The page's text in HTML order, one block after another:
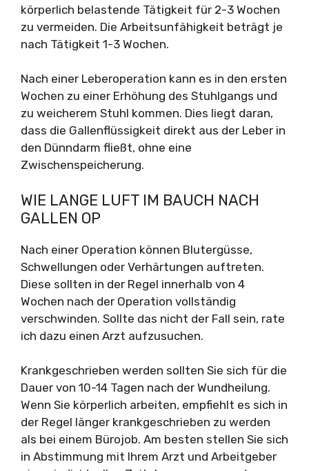
körperlich belastende Tätigkeit für 2-3 Wochen
zu vermeiden. Die Arbeitsunfähigkeit beträgt je
nach Tätigkeit 1-3 Wochen.
Nach einer Leberoperation kann es in den ersten
Wochen zu einer Erhöhung des Stuhlgangs und
zu weicherem Stuhl kommen. Dies liegt daran,
dass die Gallenflüssigkeit direkt aus der Leber in
den Dünndarm fließt, ohne eine
Zwischenspeicherung.
WIE LANGE LUFT IM BAUCH NACH
GALLEN OP
Nach einer Operation können Blutergüsse,
Schwellungen oder Verhärtungen auftreten.
Diese sollten in der Regel innerhalb von 4
Wochen nach der Operation vollständig
verschwinden. Sollte das nicht der Fall sein, rate
ich dazu einen Arzt aufzusuchen.
Krankgeschrieben werden sollten Sie sich für die
Dauer von 10-14 Tagen nach der Wundheilung.
Wenn Sie körperlich arbeiten, empfiehlt es sich in
der Regel länger krankgeschrieben zu werden
als bei einem Bürojob. Am besten stellen Sie sich
in Abstimmung mit Ihrem Arzt und Arbeitgeber